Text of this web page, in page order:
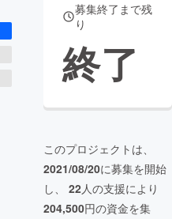
募集終了まで残
り
終了
このプロジェクトは、
2021/08/20に募集を開始
し、 22人の支援により
204,500円の資金を集